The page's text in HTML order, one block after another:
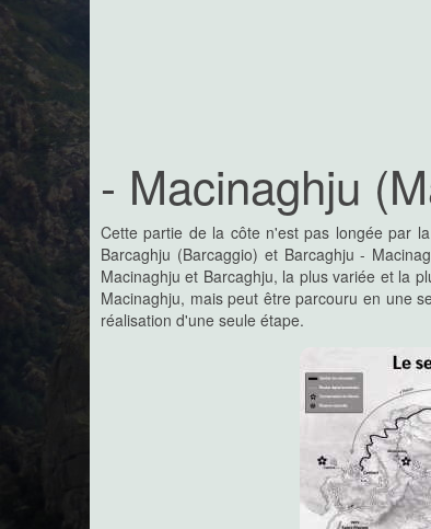
- Macinaghju
Cette partie de la côte n'est pas longée par
Barcaghju (Barcaggio) et Barcaghju -
Macinaghju et Barcaghju, la plus variée et la
Macinaghju, mais peut être parcouru en une
réalisation d'une seule étape.